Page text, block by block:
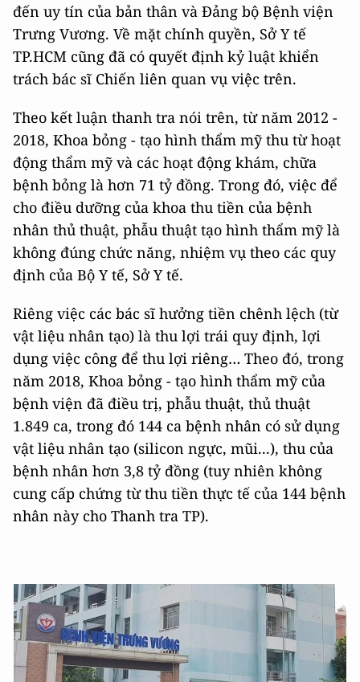
đến uy tín của bản thân và Đảng bộ Bệnh viện
Trưng Vương. Về mặt chính quyền, Sở Y tế
TP.HCM cũng đã có quyết định kỷ luật khiển
trách bác sĩ Chiến liên quan vụ việc trên.
Theo kết luận thanh tra nói trên, từ năm 2012 -
2018, Khoa bỏng - tạo hình thẩm mỹ thu từ hoạt
động thẩm mỹ và các hoạt động khám, chữa
bệnh bỏng là hơn 71 tỷ đồng. Trong đó, việc để
cho điều dưỡng của khoa thu tiền của bệnh
nhân thủ thuật, phẫu thuật tạo hình thẩm mỹ là
không đúng chức năng, nhiệm vụ theo các quy
định của Bộ Y tế, Sở Y tế.
Riêng việc các bác sĩ hưởng tiền chênh lệch (từ
vật liệu nhân tạo) là thu lợi trái quy định, lợi
dụng việc công để thu lợi riêng… Theo đó, trong
năm 2018, Khoa bỏng - tạo hình thẩm mỹ của
bệnh viện đã điều trị, phẫu thuật, thủ thuật
1.849 ca, trong đó 144 ca bệnh nhân có sử dụng
vật liệu nhân tạo (silicon ngực, mũi...), thu của
bệnh nhân hơn 3,8 tỷ đồng (tuy nhiên không
cung cấp chứng từ thu tiền thực tế của 144 bệnh
nhân này cho Thanh tra TP).